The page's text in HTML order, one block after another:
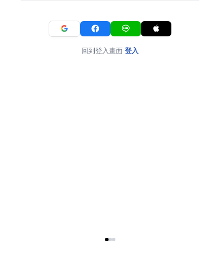
回到登入畫面 登入